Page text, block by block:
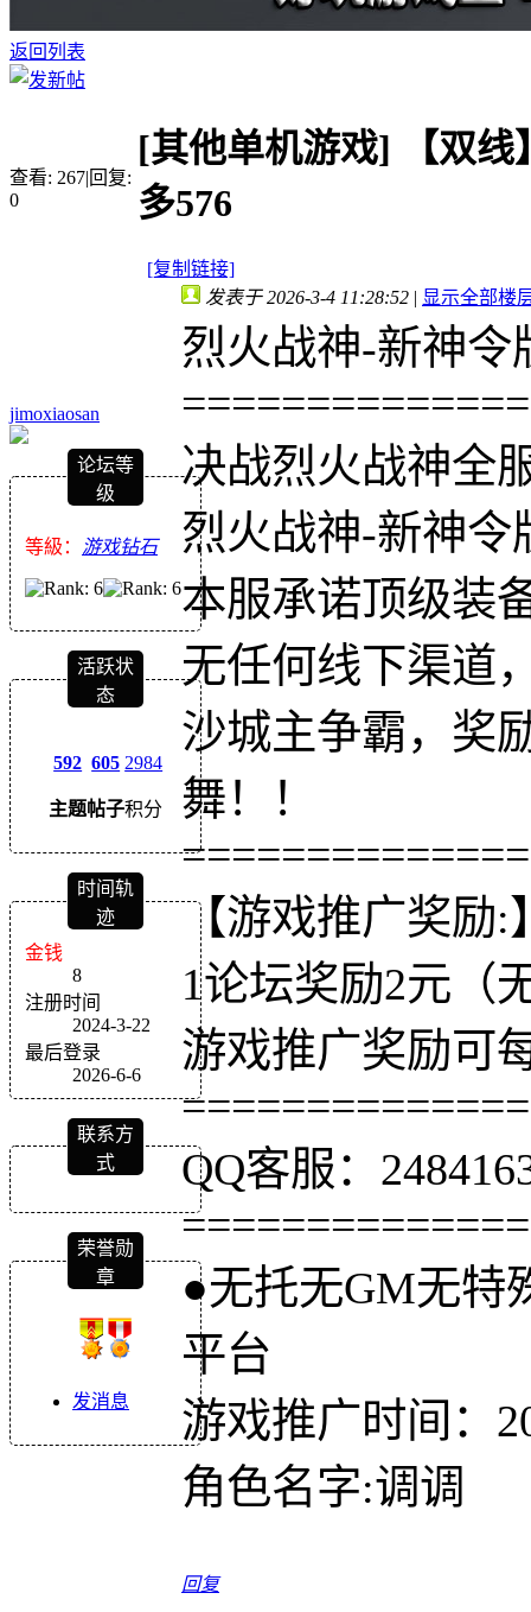
返回列表
查看: 267|回复:
0
[其他单机游戏]
【双
多576
[复制链接]
jimoxiaosan
论坛等
级
等級： 游戏钻石
活跃状
态
592
主题
605
帖子
2984
积分
时间轨
迹
金钱
8
注册时间
2024-3-22
最后登录
2026-6-6
联系方
式
荣誉勋
章
发消息
发表于 2026-3-4 11:28:52 | 显示全部楼
烈火战神-新神令
决战烈火战神全
烈火战神-新神令
本服承诺顶级装
无任何线下渠道
沙城主争霸，奖
舞！！
【游戏推广奖励:
1论坛奖励2元（
游戏推广奖励可
QQ客服：
●无托无GM无特
平台
游戏推广时间：
角色名字:调调
回复